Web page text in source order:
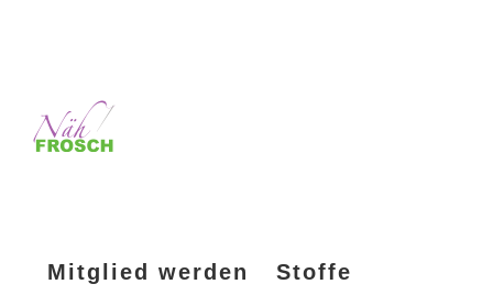
Mitglied werden Stoffe